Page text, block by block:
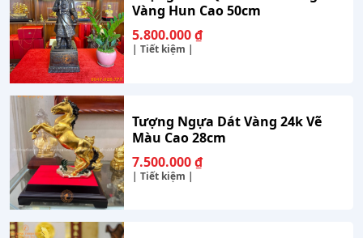
Vàng Hun Cao 50cm
5.800.000₫
| Tiết kiệm |
Tượng Ngựa Dát Vàng 24k Vẽ
Màu Cao 28cm
7.500.000₫
| Tiết kiệm |